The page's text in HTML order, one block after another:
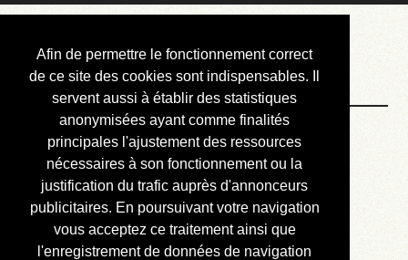
Afin de permettre le fonctionnement correct
de ce site des cookies sont indispensables. Il
servent aussi à établir des statistiques
anonymisées ayant comme finalités
principales l'ajustement des ressources
nécessaires à son fonctionnement ou la
justification du trafic auprès d'annonceurs
publicitaires. En poursuivant votre navigation
vous acceptez ce traitement ainsi que
l'enregistrement de données de navigation
Courbis, « LE »
Blog Officiel
Bienvenue
Réalisations
Divers (et d’été)
Annonces